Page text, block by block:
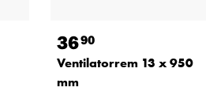
3690
Ventilatorrem 13 x 950
mm